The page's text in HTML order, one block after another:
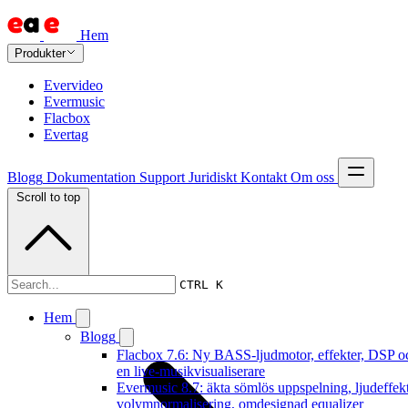
Hem
Produkter
Evervideo
Evermusic
Flacbox
Evertag
Blogg Dokumentation Support Juridiskt Kontakt Om oss
CTRL K
Hem
Blogg
Flacbox 7.6: Ny BASS-ljudmotor, effekter, DSP
en live-musikvisualiserare
Evermusic 8.7: äkta sömlös uppspelning,
volymnormalisering, omdesignad equalizer
Scroll to top
Dokumentation